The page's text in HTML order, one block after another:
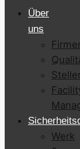
Über
uns
Werk